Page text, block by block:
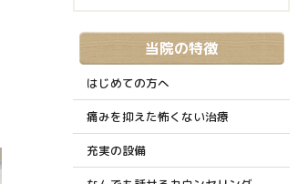
当院の特徴
はじめての方へ
痛みを抑えた怖くない治療
充実の設備